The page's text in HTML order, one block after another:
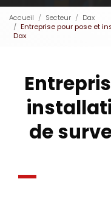
Accueil Secteur
Dax
Entreprise pour pose et
Dax
de